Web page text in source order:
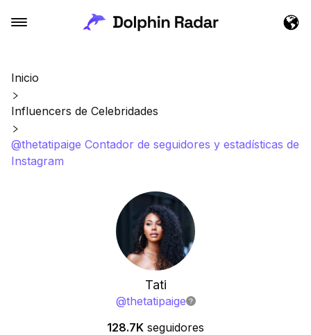
Inicio
Influencers de Celebridades
@thetatipaige Contador de seguidores y estadísticas de
Instagram
Tati
@thetatipaige
128.7K seguidores